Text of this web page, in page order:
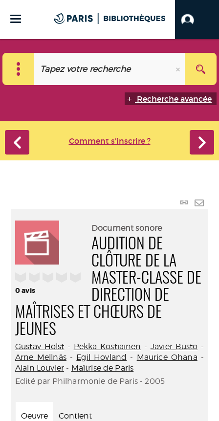
Recherche avancée
Comment s'inscrire ?
Lien
0avis
Document sonore
AUDITION DE
CLÔTURE DE LA
MASTER-CLASSE DE
DIRECTION DE
MAÎTRISES ET CHŒURS DE
JEUNES
Gustav Holst - Pekka Kostiainen - Javier Busto -
Arne Mellnäs- Egil Hovland - Maurice Ohana -
Alain Louvier - Maîtrise de Paris
Edité par Philharmonie de Paris - 2005
Oeuvre Contient